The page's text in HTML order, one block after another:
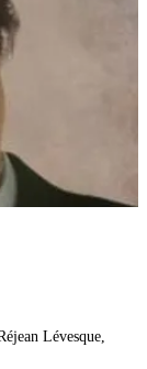
Lévesque,